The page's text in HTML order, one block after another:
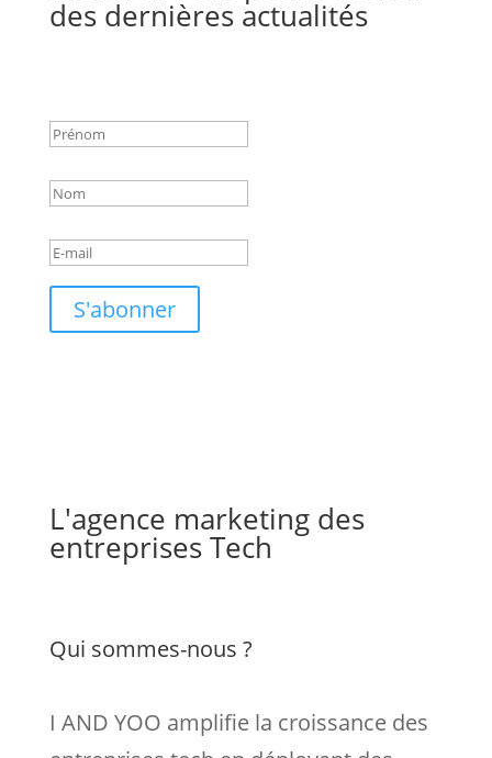
des dernières actualités
S'abonner
L'agence marketing des
entreprises Tech
Qui sommes-nous ?
I AND YOO amplifie la croissance des